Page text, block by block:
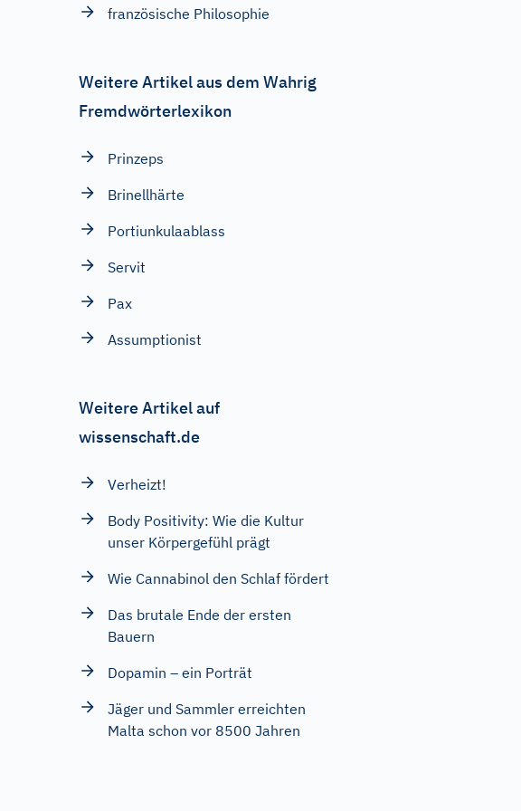
französische Philosophie
Weitere Artikel aus dem Wahrig
Fremdwörterlexikon
Prinzeps
Brinellhärte
Portiunkulaablass
Servit
Pax
Assumptionist
Weitere Artikel auf
wissenschaft.de
Verheizt!
Body Positivity: Wie die Kultur
unser Körpergefühl prägt
Wie Cannabinol den Schlaf fördert
Das brutale Ende der ersten
Bauern
Dopamin – ein Porträt
Jäger und Sammler erreichten
Malta schon vor 8500 Jahren